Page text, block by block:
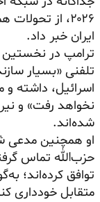
۲۰۲۶، از
ایران خبر داد.
تلفنی «بسیار
اسرائیل، داشته
نخواهد رفت» و
شده‌اند.
او همچنین مدعی
حزب‌الله تماس
توافق کرده‌اند؛
متقابل خودداری